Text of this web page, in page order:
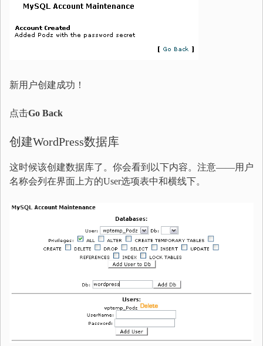
新用户创建成功！
点击Go Back
创建WordPress数据库
这时候该创建数据库了。你会看到以下内容。注意——用户
名称会列在界面上方的User选项表中和横线下。